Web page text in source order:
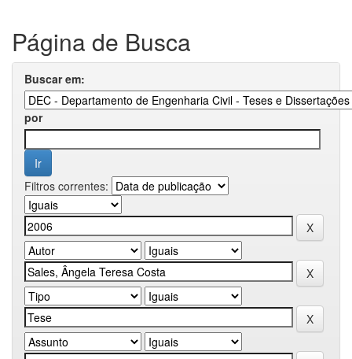
Página de Busca
Buscar em:
por
Filtros correntes: